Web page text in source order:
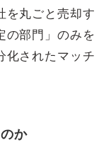
を丸ごと売却す
の部門」のみを
化されたマッチ
か